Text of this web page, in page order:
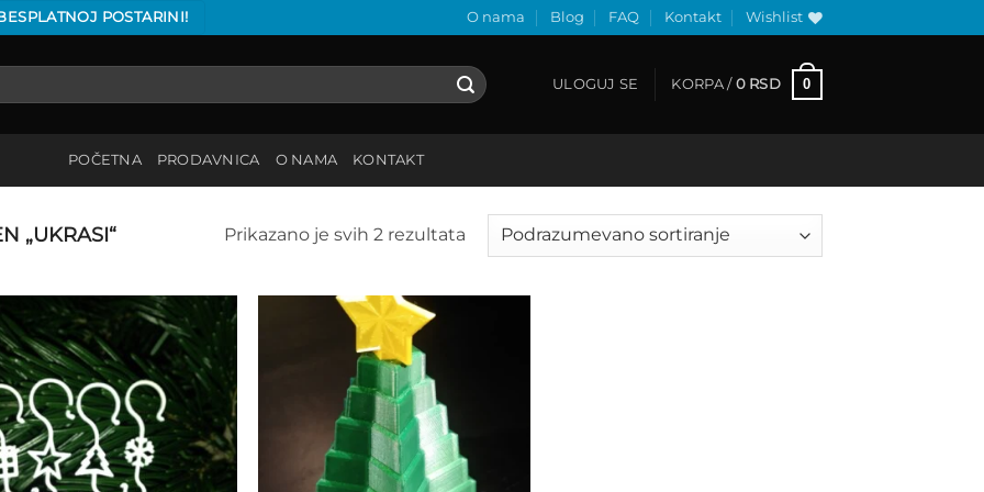
POSTARINI! O nama Blog FAQ Kontakt Wishlist
ULOGUJ SE KORPA / 0 RSD 0
POČETNA PRODAVNICA O NAMA KONTAKT
„UKRASI“ Prikazano je svih 2 rezultata
Add to
wishlist